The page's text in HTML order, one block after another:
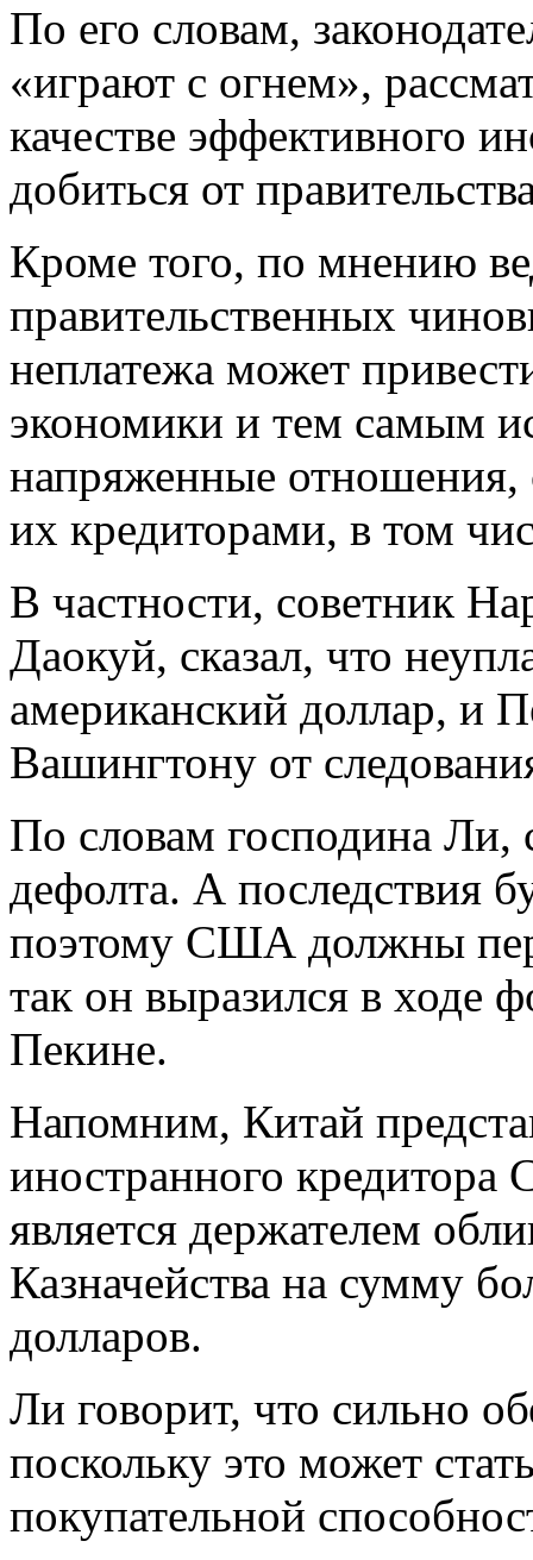
По его словам,
«играют с огнем»,
качестве эффективного
добиться от
Кроме того, по мнению
правительственных
неплатежа может
экономики и тем самым
напряженные
их кредиторами, в том
В частности, советник
Даокуй, сказал, что
американский доллар, и
Вашингтону от
По словам господина Ли,
дефолта. А последствия
поэтому США должны
так он выразился в ходе
Пекине.
Напомним, Китай
иностранного
является держателем
Казначейства на сумму
долларов.
Ли говорит, что сильно
поскольку это может
покупательной